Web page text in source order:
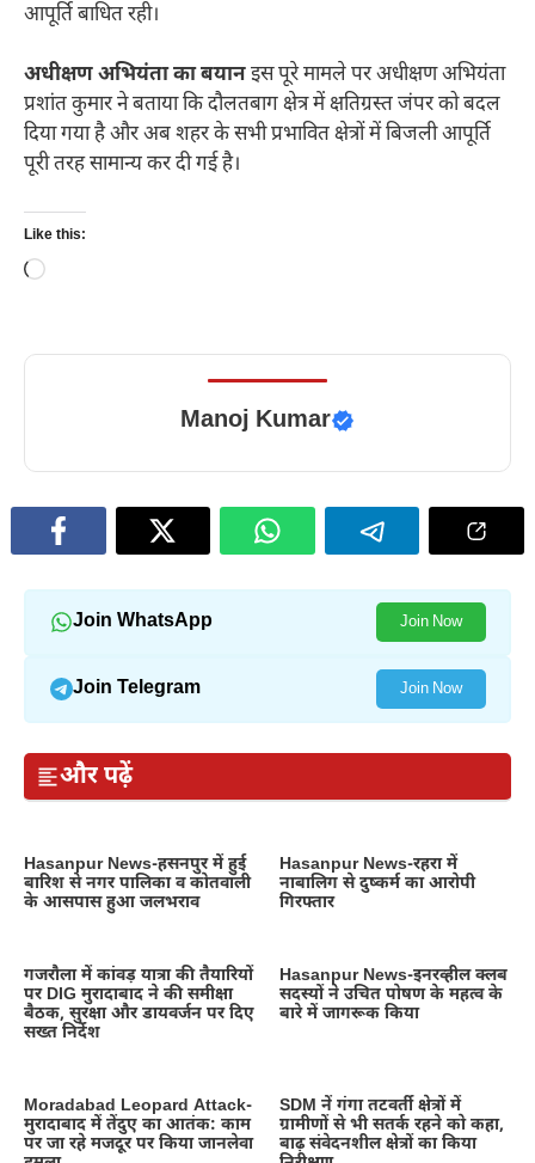
आपूर्ति बाधित रही।
अधीक्षण अभियंता का बयानइस पूरे मामले पर अधीक्षण अभियंता
प्रशांत कुमार ने बताया कि दौलतबाग क्षेत्र में क्षतिग्रस्त जंपर को बदल
दिया गया है और अब शहर के सभी प्रभावित क्षेत्रों में बिजली आपूर्ति
पूरी तरह सामान्य कर दी गई है।
Like this:
Loading…
Manoj Kumar
Join WhatsApp Join Now
Join Telegram Join Now
और पढ़ें
Hasanpur News-हसनपुर में हुई
बारिश से नगर पालिका व कोतवाली
के आसपास हुआ जलभराव
Hasanpur News-रहरा में
नाबालिग से दुष्कर्म का आरोपी
गिरफ्तार
गजरौला में कांवड़ यात्रा की तैयारियों
पर DIG मुरादाबाद ने की समीक्षा
बैठक, सुरक्षा और डायवर्जन पर दिए
सख्त निर्देश
Hasanpur News-इनरव्हील क्लब
सदस्यों ने उचित पोषण के महत्व के
बारे में जागरूक किया
Moradabad Leopard Attack-
मुरादाबाद में तेंदुए का आतंक: काम
पर जा रहे मजदूर पर किया जानलेवा
SDM नें गंगा तटवर्ती क्षेत्रों में
ग्रामीणों से भी सतर्क रहने को कहा,
बाढ़ संवेदनशील क्षेत्रों का किया